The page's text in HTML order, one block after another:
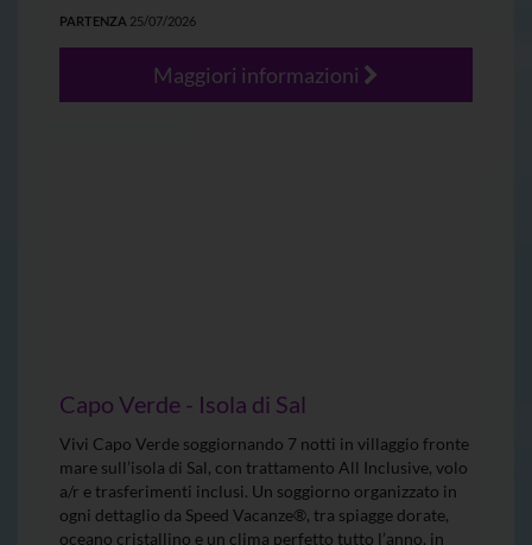
PARTENZA 25/07/2026
Maggiori informazioni
Capo Verde - Isola di Sal
Vivi Capo Verde soggiornando 7 notti in villaggio fronte
mare sull’isola di Sal, con trattamento All Inclusive, volo
a/r e trasferimenti inclusi. Un soggiorno organizzato in
ogni dettaglio da Speed Vacanze®, tra spiagge dorate,
oceano cristallino e un clima perfetto tutto l’anno, in